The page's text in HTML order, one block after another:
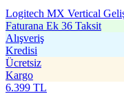
Logitech MX Vertical
Faturana Ek 36 Taksit
Alışveriş
Kredisi
Ücretsiz
Kargo
6.399 TL